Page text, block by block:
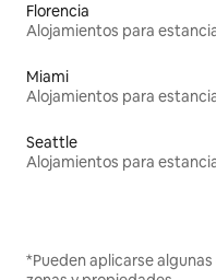
Florencia
Miami
Seattle
*Pueden aplicarse